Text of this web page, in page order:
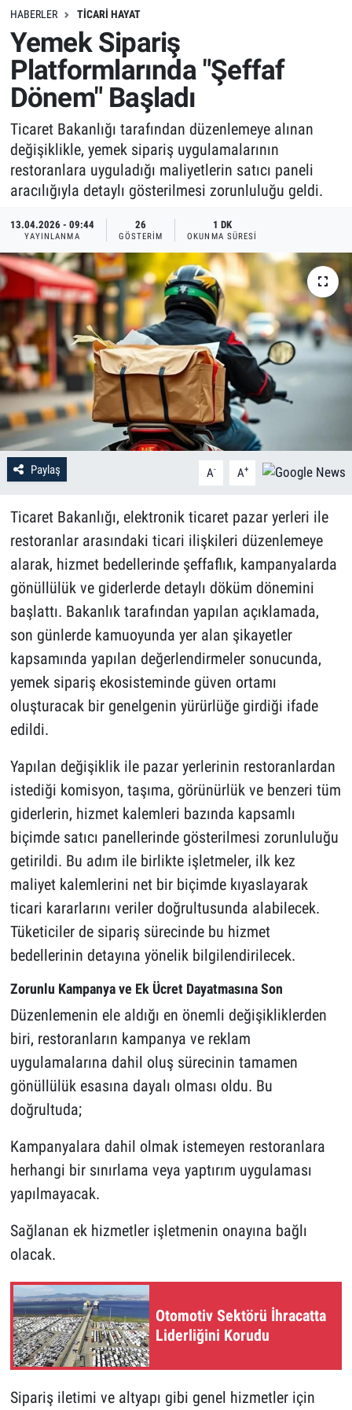
HABERLER TICARI HAYAT
Yemek Sipariş
Platformlarında "Şeffaf
Dönem" Başladı
Ticaret Bakanlığı tarafından düzenlemeye alınan
değişiklikle, yemek sipariş uygulamalarının
restoranlara uyguladığı maliyetlerin satıcı paneli
aracılığıyla detaylı gösterilmesi zorunluluğu geldi.
13.04.2026 - 09:44
YAYINLANMA
26
GÖSTERIM
1 DK
OKUNMA SÜRESI
Paylaş A- A+
Ticaret Bakanlığı, elektronik ticaret pazar yerleri ile
restoranlar arasındaki ticari ilişkileri düzenlemeye
alarak, hizmet bedellerinde şeffaflık, kampanyalarda
gönüllülük ve giderlerde detaylı döküm dönemini
başlattı. Bakanlık tarafından yapılan açıklamada,
son günlerde kamuoyunda yer alan şikayetler
kapsamında yapılan değerlendirmeler sonucunda,
yemek sipariş ekosisteminde güven ortamı
oluşturacak bir genelgenin yürürlüğe girdiği ifade
edildi.
Yapılan değişiklik ile pazar yerlerinin restoranlardan
istediği komisyon, taşıma, görünürlük ve benzeri tüm
giderlerin, hizmet kalemleri bazında kapsamlı
biçimde satıcı panellerinde gösterilmesi zorunluluğu
getirildi. Bu adım ile birlikte işletmeler, ilk kez
maliyet kalemlerini net bir biçimde kıyaslayarak
ticari kararlarını veriler doğrultusunda alabilecek.
Tüketiciler de sipariş sürecinde bu hizmet
bedellerinin detayına yönelik bilgilendirilecek.
Zorunlu Kampanya ve Ek Ücret Dayatmasına Son
Düzenlemenin ele aldığı en önemli değişikliklerden
biri, restoranların kampanya ve reklam
uygulamalarına dahil oluş sürecinin tamamen
gönüllülük esasına dayalı olması oldu. Bu
doğrultuda;
Kampanyalara dahil olmak istemeyen restoranlara
herhangi bir sınırlama veya yaptırım uygulaması
yapılmayacak.
Sağlanan ek hizmetler işletmenin onayına bağlı
olacak.
Otomotiv Sektörü İhracatta
Liderliğini Korudu
Sipariş iletimi ve altyapı gibi genel hizmetler için